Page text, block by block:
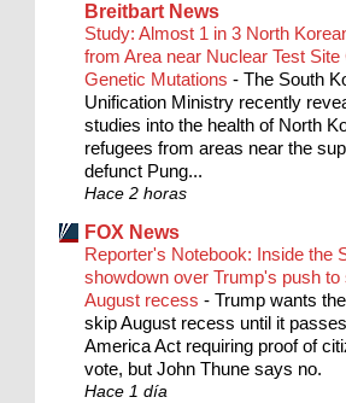
Breitbart News
Study: Almost 1 in 3 North
from Area near Nuclear Test Site
Genetic Mutations - The South
Unification Ministry recently
studies into the health of North
refugees from areas near the
defunct Pung...
Hace 2 horas
FOX News
Reporter's Notebook: Inside the
showdown over Trump's push to
August recess - Trump wants
skip August recess until it
America Act requiring proof of
vote, but John Thune says no.
Hace 1 día